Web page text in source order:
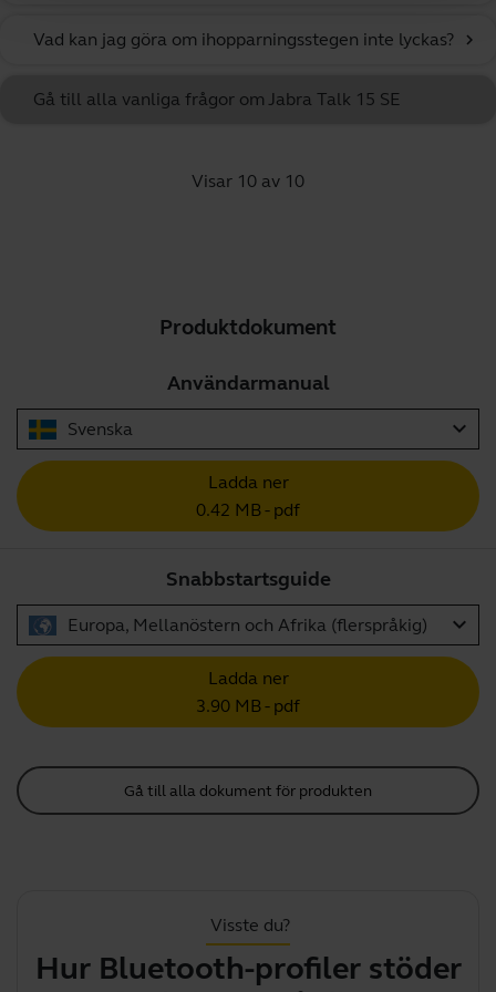
Vad kan jag göra om ihopparningsstegen inte lyckas? chevron_right
Gå till alla vanliga frågor om Jabra Talk 15 SE
Visar 10 av 10
Produktdokument
Användarmanual
Svenska expand_more
Ladda ner
0.42 MB - pdf
Snabbstartsguide
Europa, Mellanöstern och Afrika (flerspråkig) expand_more
Ladda ner
3.90 MB - pdf
Gå till alla dokument för produkten
Visste du?
Hur Bluetooth-profiler stöder